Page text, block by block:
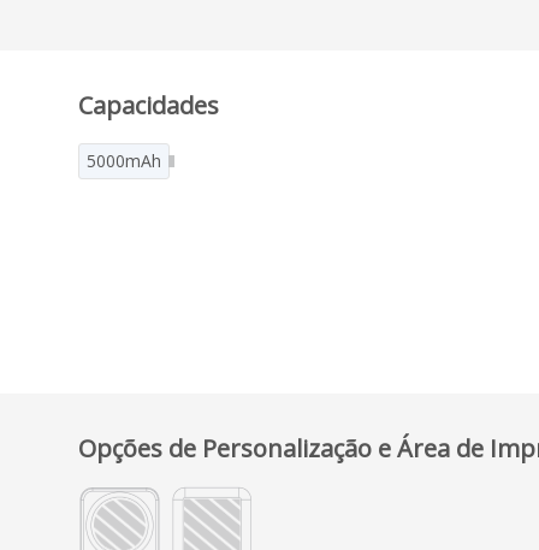
Capacidades
5000mAh
Opções de Personalização e Área de